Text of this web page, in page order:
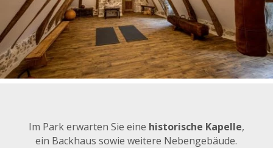
Im Park erwarten Sie eine historische Kapelle,
ein Backhaus sowie weitere Nebengebäude.